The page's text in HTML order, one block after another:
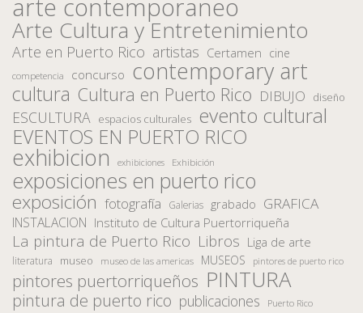
arte contemporaneo
Arte Cultura y Entretenimiento
Arte en Puerto Rico artistas Certamen cine
competencia concurso contemporary art
cultura Cultura en Puerto Rico DIBUJO diseño
ESCULTURA espacios culturales evento cultural
EVENTOS EN PUERTO RICO
exhibicion exhibiciones Exhibición
exposiciones en puerto rico
exposición fotografía Galerias grabado GRAFICA
INSTALACION Instituto de Cultura Puertorriqueña
La pintura de Puerto Rico Libros Liga de arte
literatura museo museo de las americas MUSEOS pintores de puerto rico
pintores puertorriqueños PINTURA
pintura de puerto rico publicaciones Puerto Rico